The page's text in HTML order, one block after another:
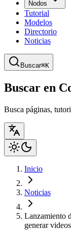
Nodos
Tutorial
Modelos
Directorio
Noticias
Buscar⌘K
Buscar en
Busca páginas,
Inicio
Noticias
Lanzamiento
generar